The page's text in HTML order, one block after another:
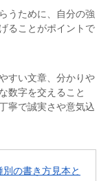
うために、自分の強
ることがポイントで
すい文章、分かりや
数字を交えること
寧で誠実さや意気込
の書き方見本と